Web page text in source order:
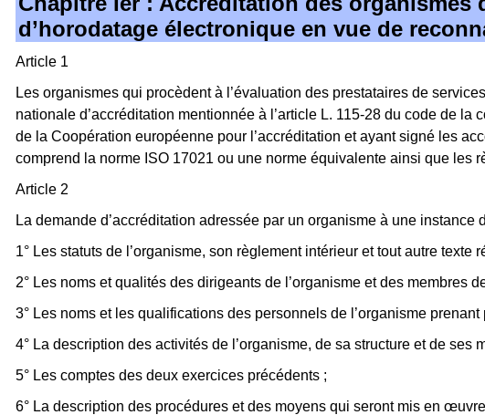
d’horodatage électronique en vue de
Article 1
Les organismes qui procèdent à l’évaluation des prestataires de
nationale d’accréditation mentionnée à l’article L. 115-28 du code de la
de la Coopération européenne pour l’accréditation et ayant signé les
comprend la norme ISO 17021 ou une norme équivalente ainsi que les
Article 2
La demande d’accréditation adressée par un organisme à une
1° Les statuts de l’organisme, son règlement intérieur et tout autre texte
2° Les noms et qualités des dirigeants de l’organisme et des membres
3° Les noms et les qualifications des personnels de l’organisme prenant
4° La description des activités de l’organisme, de sa structure et de ses
5° Les comptes des deux exercices précédents ;
6° La description des procédures et des moyens qui seront mis en